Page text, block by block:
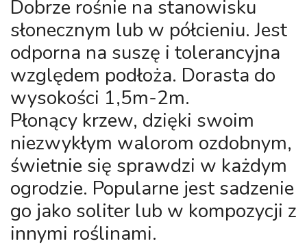
Dobrze rośnie na stanowisku
słonecznym lub w półcieniu. Jest
odporna na suszę i tolerancyjna
względem podłoża. Dorasta do
wysokości 1,5m-2m.
Płonący krzew, dzięki swoim
niezwykłym walorom ozdobnym,
świetnie się sprawdzi w każdym
ogrodzie. Popularne jest sadzenie
go jako soliter lub w kompozycji z
innymi roślinami.